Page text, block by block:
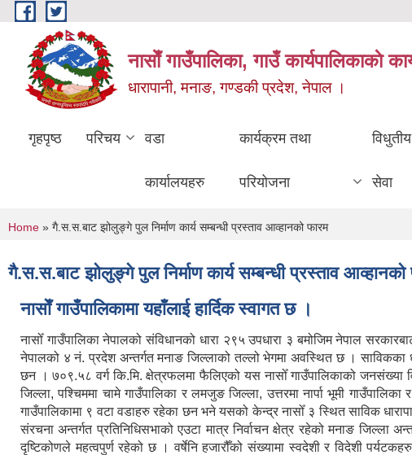
Skip to main content
नासाेँ गाउँपालिका, गाउँ कार्यपालिकाकाे
धारापानी, मनाङ, गण्डकी प्रदेश, नेपाल ।
गृहपृष्ठ परिचय वडा
कार्यालयहरु
कार्यक्रम तथा
परियोजना सेवा
You are here
Home » गै.स.स.बाट झोलुङ्गे पुल निर्माण कार्य सम्बन्धी प्रस्ताव आव्हानको फारम
गै.स.स.बाट झोलुङ्गे पुल निर्माण कार्य सम्बन्धी प्रस्ताव आव्हानको
नासाेँ गाउँपालिकामा यहाँलाई हार्दिक स्वागत छ ।
नासोँ गाउँपालिका नेपालको संविधानको धारा २९५ उपधारा ३ बमोजिम नेपाल
नेपालको ४ नं. प्रदेश अन्तर्गत मनाङ जिल्लाको तल्लो भेगमा अवस्थित छ । साविकका
छन । ७०९.५८ वर्ग कि.मि. क्षेत्रफलमा फैलिएको यस नासोँ गाउँपालिकाको
जिल्ला, पश्चिममा चामे गाउँपालिका र लमजुङ जिल्ला, उत्तरमा नार्पा भूमी
गाउँपालिकामा ९ वटा वडाहरु रहेका छन भने यसको केन्द्र नासोँ ३ स्थित साविक
संरचना अन्तर्गत प्रतिनिधिसभाको एउटा मात्र निर्वाचन क्षेत्र रहेको मनाङ जिल्ला
दृष्टिकोणले महत्वपुर्ण रहेको छ । वर्षेनि हजारौँको संख्यामा स्वदेशी र विदेशी